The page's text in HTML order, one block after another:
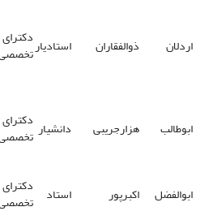
اردلان ذوالفقاران استادیاردکترای
ابوطالب هزارجریبی دانشیار دکترای
ابوالفضل اکبرپور استاد دکترای